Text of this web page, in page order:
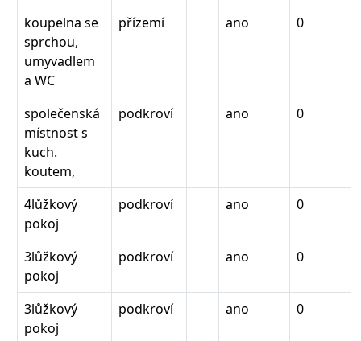
koupelna se
sprchou,
umyvadlem
a WC
přízemí ano 0
společenská
místnost s
kuch.
koutem,
podkroví ano 0
4lůžkový
pokoj
podkroví ano 0
3lůžkový
pokoj
podkroví ano 0
3lůžkový
pokoj
podkroví ano 0